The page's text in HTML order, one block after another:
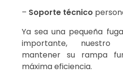
– Soporte técnico
Ya sea una pequeña
importante, nuestro
mantener su rampa
máxima eficiencia.